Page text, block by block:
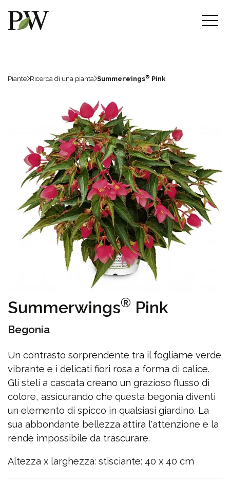
Piante Ricerca di una pianta Summerwings® Pink
Summerwings® Pink
Begonia
Un contrasto sorprendente tra il fogliame verde
vibrante e i delicati fiori rosa a forma di calice.
Gli steli a cascata creano un grazioso flusso di
colore, assicurando che questa begonia diventi
un elemento di spicco in qualsiasi giardino. La
sua abbondante bellezza attira l'attenzione e la
rende impossibile da trascurare.
Altezza x larghezza: stisciante: 40 x 40 cm